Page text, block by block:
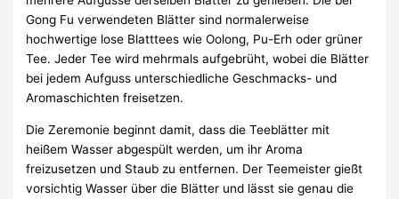
Gong Fu verwendeten Blätter sind normalerweise
hochwertige lose Blatttees wie Oolong, Pu-Erh oder grüner
Tee. Jeder Tee wird mehrmals aufgebrüht, wobei die Blätter
bei jedem Aufguss unterschiedliche Geschmacks- und
Aromaschichten freisetzen.
Die Zeremonie beginnt damit, dass die Teeblätter mit
heißem Wasser abgespült werden, um ihr Aroma
freizusetzen und Staub zu entfernen. Der Teemeister gießt
vorsichtig Wasser über die Blätter und lässt sie genau die